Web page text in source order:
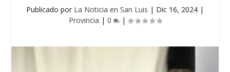
Publicado por La Noticia en San Luis | Dic 16, 2024 |
Provincia | 0 |